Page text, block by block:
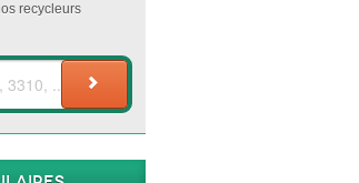
recycleurs